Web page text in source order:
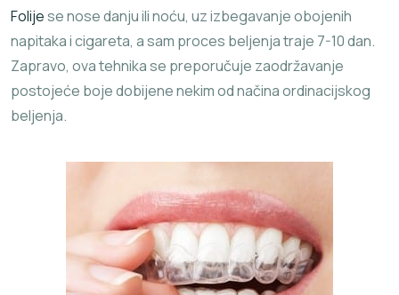
Folijese nose danju ili noću, uz izbegavanje obojenih
napitaka i cigareta, a sam proces beljenja traje 7-10 dan.
Zapravo, ova tehnika se preporučuje zaodržavanje
postojeće boje dobijene nekim od načina ordinacijskog
beljenja.